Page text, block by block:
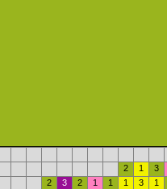
2 1
3
2
3 2 1 1 1 3
1